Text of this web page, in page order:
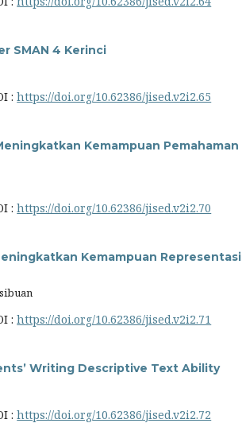
SMAN 4 Kerinci
:https://doi.org/10.62386/jised.v2i2.65
Kemampuan Pemahaman
:https://doi.org/10.62386/jised.v2i2.70
Kemampuan Representasi
:https://doi.org/10.62386/jised.v2i2.71
Writing Descriptive Text Ability
:https://doi.org/10.62386/jised.v2i2.72